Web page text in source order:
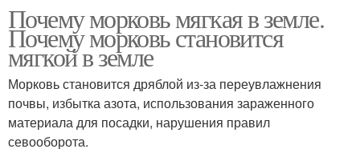
Почему морковь мягкая в земле.
Почему морковь становится
мягкой в земле
Морковь становится дряблой из-за переувлажнения
почвы, избытка азота, использования зараженного
материала для посадки, нарушения правил
севооборота.